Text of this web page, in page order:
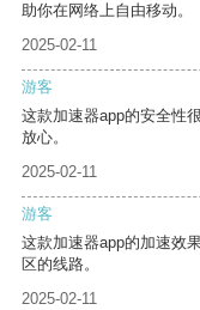
助你在网络上自由移动。
2025-02-11
游客
这款加速器app的安全性
放心。
2025-02-11
游客
这款加速器app的加速效
区的线路。
2025-02-11